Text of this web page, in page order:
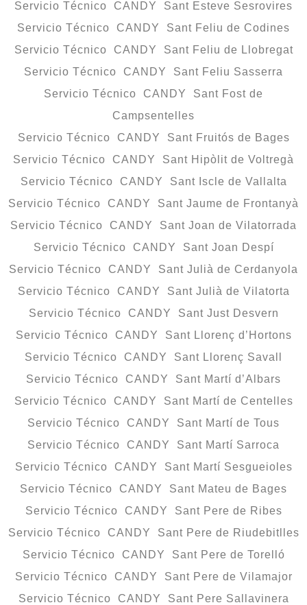
Servicio Técnico CANDY Sant Esteve Sesrovires
Servicio Técnico CANDY Sant Feliu de Codines
Servicio Técnico CANDY Sant Feliu de Llobregat
Servicio Técnico CANDY Sant Feliu Sasserra
Servicio Técnico CANDY Sant Fost de
Campsentelles
Servicio Técnico CANDY Sant Fruitós de Bages
Servicio Técnico CANDY Sant Hipòlit de Voltregà
Servicio Técnico CANDY Sant Iscle de Vallalta
Servicio Técnico CANDY Sant Jaume de Frontanyà
Servicio Técnico CANDY Sant Joan de Vilatorrada
Servicio Técnico CANDY Sant Joan Despí
Servicio Técnico CANDY Sant Julià de Cerdanyola
Servicio Técnico CANDY Sant Julià de Vilatorta
Servicio Técnico CANDY Sant Just Desvern
Servicio Técnico CANDY Sant Llorenç d’Hortons
Servicio Técnico CANDY Sant Llorenç Savall
Servicio Técnico CANDY Sant Martí d’Albars
Servicio Técnico CANDY Sant Martí de Centelles
Servicio Técnico CANDY Sant Martí de Tous
Servicio Técnico CANDY Sant Martí Sarroca
Servicio Técnico CANDY Sant Martí Sesgueioles
Servicio Técnico CANDY Sant Mateu de Bages
Servicio Técnico CANDY Sant Pere de Ribes
Servicio Técnico CANDY Sant Pere de Riudebitlles
Servicio Técnico CANDY Sant Pere de Torelló
Servicio Técnico CANDY Sant Pere de Vilamajor
Servicio Técnico CANDY Sant Pere Sallavinera